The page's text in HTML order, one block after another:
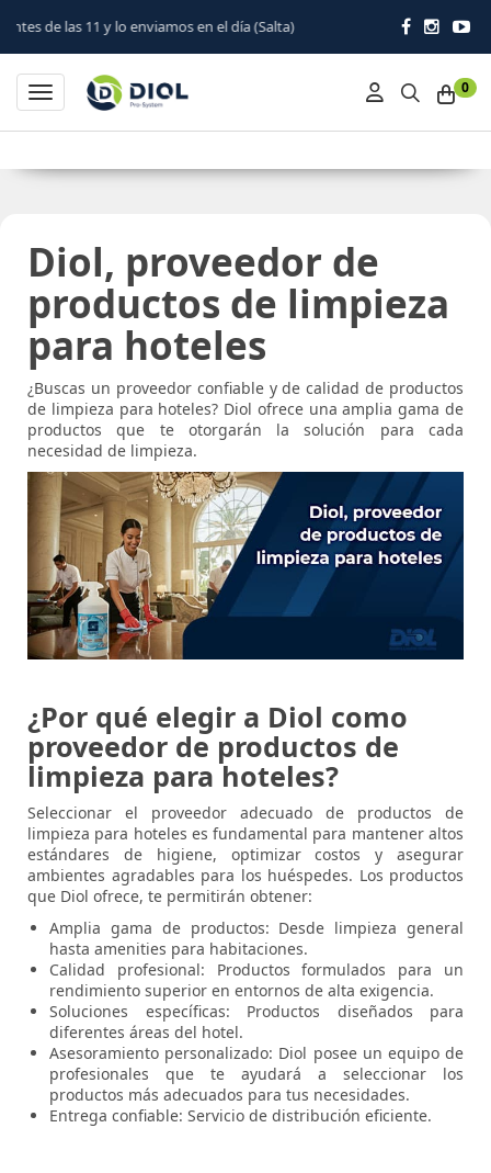
y lo enviamos en el día (Salta)
0
Toggle navigation
Diol, proveedor de
productos de limpieza
para hoteles
¿Buscas un proveedor confiable y de calidad de productos
de limpieza para hoteles? Diol ofrece una amplia gama de
productos que te otorgarán la solución para cada
necesidad de limpieza.
¿Por qué elegir a Diol como
proveedor de productos de
limpieza para hoteles?
Seleccionar el proveedor adecuado de productos de
limpieza para hoteles es fundamental para mantener altos
estándares de higiene, optimizar costos y asegurar
ambientes agradables para los huéspedes. Los productos
que Diol ofrece, te permitirán obtener:
Amplia gama de productos: Desde limpieza general
hasta amenities para habitaciones.
Calidad profesional: Productos formulados para un
rendimiento superior en entornos de alta exigencia.
Soluciones específicas: Productos diseñados para
diferentes áreas del hotel.
Asesoramiento personalizado: Diol posee un equipo de
profesionales que te ayudará a seleccionar los
productos más adecuados para tus necesidades.
Entrega confiable: Servicio de distribución eficiente.